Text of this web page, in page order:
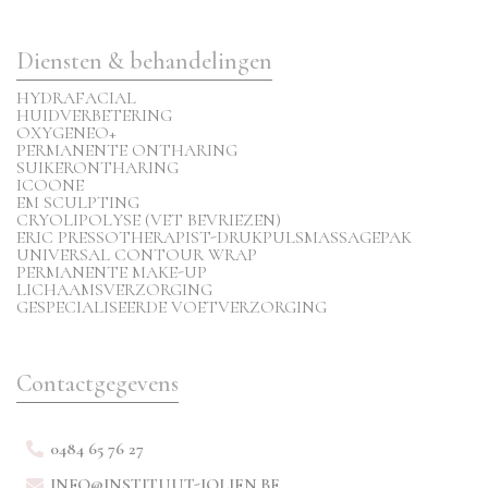
Diensten & behandelingen
HYDRAFACIAL
HUIDVERBETERING
OXYGENEO+
PERMANENTE ONTHARING
SUIKERONTHARING
ICOONE
EM SCULPTING
CRYOLIPOLYSE (VET BEVRIEZEN)
ERIC PRESSOTHERAPIST-DRUKPULSMASSAGEPAK
UNIVERSAL CONTOUR WRAP
PERMANENTE MAKE-UP
LICHAAMSVERZORGING
GESPECIALISEERDE VOETVERZORGING
Contactgegevens
0484 65 76 27